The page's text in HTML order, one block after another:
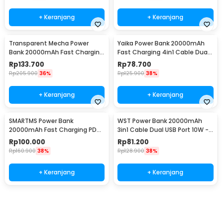
+ Keranjang + Keranjang
Transparent Mecha Power
Bank 20000mAh Fast Charging
USB Type C 22.5W - K125
Rp133.700
Rp205.900 36%
+ Keranjang
Yaika Power Bank 20000mAh
Fast Charging 4in1 Cable Dual
USB Port - BA-1699
Rp78.700
Rp125.900 38%
+ Keranjang
SMARTMS Power Bank
20000mAh Fast Charging PD
3in1 Cable USB Type C 20W -
PB41
Rp100.000
Rp160.900 38%
+ Keranjang
WST Power Bank 20000mAh
3in1 Cable Dual USB Port 10W -
WS731
Rp81.200
Rp128.900 38%
+ Keranjang